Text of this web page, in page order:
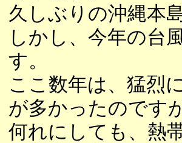
久しぶりの沖縄本
しかし、今年の台
す。
ここ数年は、猛烈
が多かったのです
何れにしても、熱